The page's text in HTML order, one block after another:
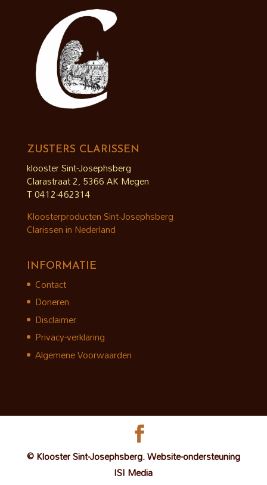
ZUSTERS CLARISSEN
klooster Sint-Josephsberg
Clarastraat 2, 5366 AK Megen
T 0412-462314
Kloosterproducten Sint-Josephsberg
Clarissen in Nederland
INFORMATIE
Contact
Doneren
Disclaimer
Privacy-verklaring
Algemene Voorwaarden
© Klooster Sint-Josephsberg. Website-ondersteuning
ISI Media